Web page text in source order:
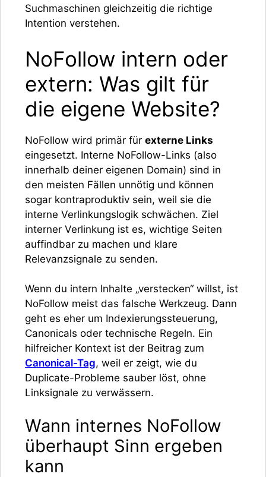
Suchmaschinen gleichzeitig die richtige
Intention verstehen.
NoFollow intern oder
extern: Was gilt für
die eigene Website?
NoFollow wird primär für externe Links
eingesetzt. Interne NoFollow-Links (also
innerhalb deiner eigenen Domain) sind in
den meisten Fällen unnötig und können
sogar kontraproduktiv sein, weil sie die
interne Verlinkungslogik schwächen. Ziel
interner Verlinkung ist es, wichtige Seiten
auffindbar zu machen und klare
Relevanzsignale zu senden.
Wenn du intern Inhalte „verstecken“ willst, ist
NoFollow meist das falsche Werkzeug. Dann
geht es eher um Indexierungssteuerung,
Canonicals oder technische Regeln. Ein
hilfreicher Kontext ist der Beitrag zum
Canonical-Tag, weil er zeigt, wie du
Duplicate-Probleme sauber löst, ohne
Linksignale zu verwässern.
Wann internes NoFollow
überhaupt Sinn ergeben
kann